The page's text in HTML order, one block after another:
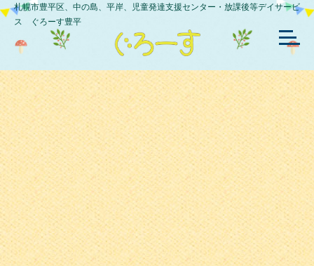
札幌市豊平区、中の島、平岸、児童発達支援センター・放課後等デイサービ
ス ぐろーす豊平